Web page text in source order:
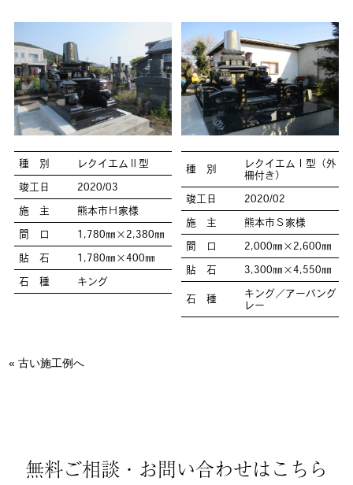
種 別 レクイエムⅡ型
竣工日 2020/03
施 主 熊本市Ｈ家様
間 口 1,780㎜×2,380㎜
貼 石 1,780㎜×400㎜
石 種 キング
種 別
レクイエムⅠ型（外
柵付き）
竣工日 2020/02
施 主 熊本市Ｓ家様
間 口 2,000㎜×2,600㎜
貼 石 3,300㎜×4,550㎜
石 種
キング／アーバング
レー
« 古い施工例へ
無料ご相談・お問い合わせはこちら